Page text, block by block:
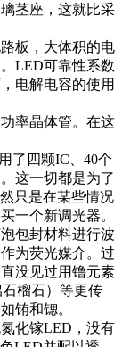
茎座，这就比采
板，大体积的电
LED可靠性系数
电解电容的使用
率晶体管。在这
了四颗IC、40个
这一切都是为了
只是在某些情况
一个新调光器。
包封材料进行波
为荧光媒介。过
没见过用镥元素
榴石）等更传
铕和锶。
化镓LED，没有